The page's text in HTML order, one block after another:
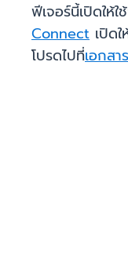
ฟีเจอร์นี้เปิดให้
Connect เปิด
โปรดไปที่เอกสา